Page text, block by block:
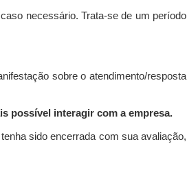
necessário. Trata-se de um período
sobre o atendimento/resposta
possível interagir com a empresa.
sido encerrada com sua avaliação,